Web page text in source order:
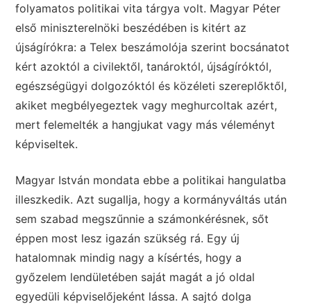
folyamatos politikai vita tárgya volt. Magyar Péter
első miniszterelnöki beszédében is kitért az
újságírókra: a Telex beszámolója szerint bocsánatot
kért azoktól a civilektől, tanároktól, újságíróktól,
egészségügyi dolgozóktól és közéleti szereplőktől,
akiket megbélyegeztek vagy meghurcoltak azért,
mert felemelték a hangjukat vagy más véleményt
képviseltek.
Magyar István mondata ebbe a politikai hangulatba
illeszkedik. Azt sugallja, hogy a kormányváltás után
sem szabad megszűnnie a számonkérésnek, sőt
éppen most lesz igazán szükség rá. Egy új
hatalomnak mindig nagy a kísértés, hogy a
győzelem lendületében saját magát a jó oldal
egyedüli képviselőjeként lássa. A sajtó dolga